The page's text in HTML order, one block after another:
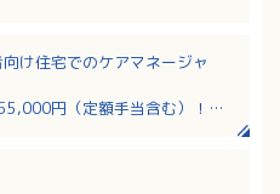
け住宅でのケアマネージャ
円（定額手当含む）！